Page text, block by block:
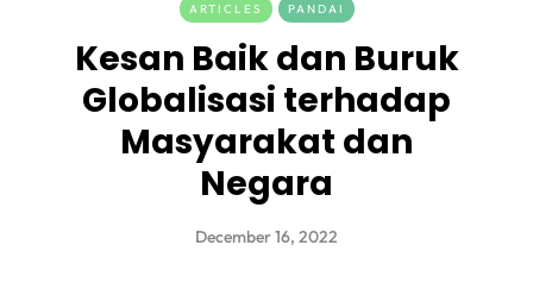
ARTICLES PANDAI
Kesan Baik dan Buruk
Globalisasi terhadap
Masyarakat dan
Negara
December 16, 2022